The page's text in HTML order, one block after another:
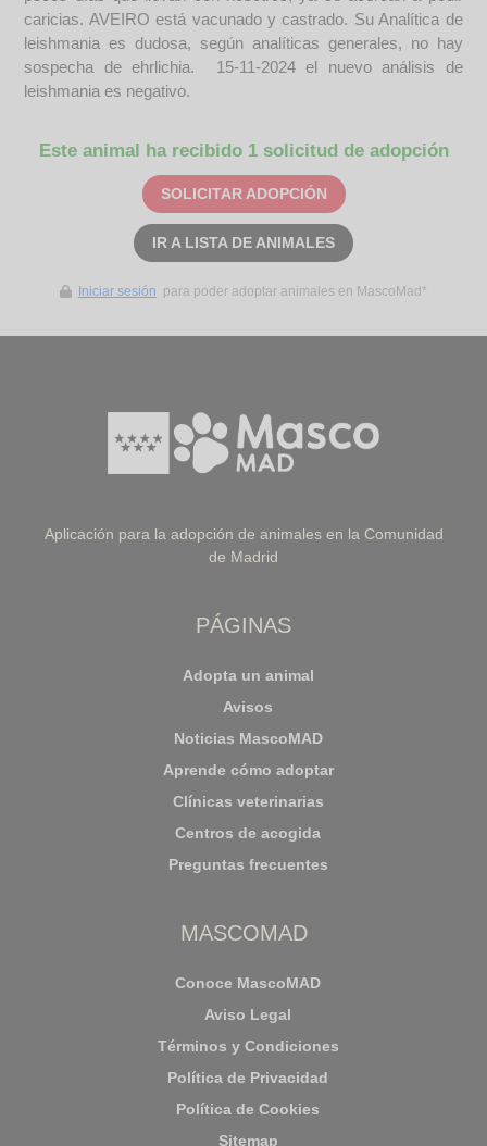
caricias. AVEIRO está vacunado y castrado. Su Analítica de
leishmania es dudosa, según analíticas generales, no hay
sospecha de ehrlichia. 15-11-2024 el nuevo análisis de
leishmania es negativo.
Este animal ha recibido 1 solicitud de adopción
SOLICITAR ADOPCIÓN
IR A LISTA DE ANIMALES
Iniciar sesión para poder adoptar animales en MascoMad*
Aplicación para la adopción de animales en la Comunidad
de Madrid
PÁGINAS
Adopta un animal
Avisos
Noticias MascoMAD
Aprende cómo adoptar
Clínicas veterinarias
Centros de acogida
Preguntas frecuentes
MASCOMAD
Conoce MascoMAD
Aviso Legal
Términos y Condiciones
Política de Privacidad
Política de Cookies
Sitemap